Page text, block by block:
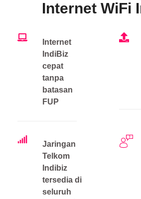
Internet WiFi
Internet
IndiBiz
cepat
tanpa
batasan
FUP
Jaringan
Telkom
Indibiz
tersedia di
seluruh